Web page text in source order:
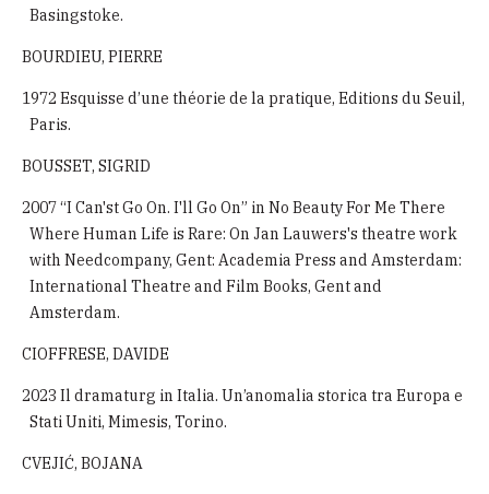
Basingstoke.
BOURDIEU, PIERRE
1972 Esquisse d’une théorie de la pratique, Editions du Seuil,
Paris.
BOUSSET, SIGRID
2007 “I Can'st Go On. I'll Go On” in No Beauty For Me There
Where Human Life is Rare: On Jan Lauwers's theatre work
with Needcompany, Gent: Academia Press and Amsterdam:
International Theatre and Film Books, Gent and
Amsterdam.
CIOFFRESE, DAVIDE
2023 Il dramaturg in Italia. Un’anomalia storica tra Europa e
Stati Uniti, Mimesis, Torino.
CVEJIĆ, BOJANA